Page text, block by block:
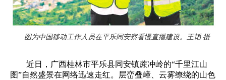
图为中国移动工作人员在平乐同安察看慢直播建设。王韬 摄
近日，广西桂林市平乐县同安镇蔗冲岭的“千里江山
图”自然盛景在网络迅速走红。层峦叠嶂、云雾缭绕的山色